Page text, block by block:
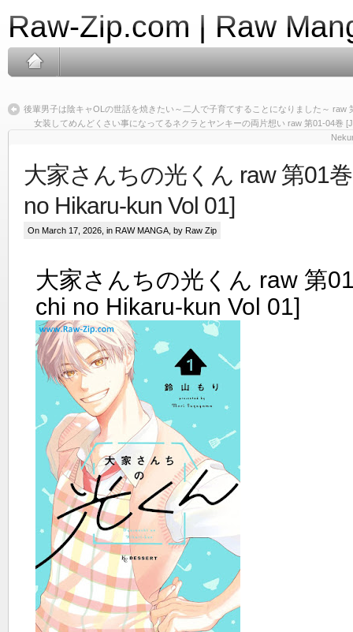
Raw-Zip.com | Raw
後輩男子は陰キャOLの世話を焼きたい～二人で子育てすることになりました～ raw
女装してめんどくさい事になってるネクラとヤンキーの両片想い raw 第01-04巻
大家さんちの光くん raw 第01
no Hikaru-kun Vol 01]
On March 17, 2026, in RAW MANGA , by Raw Zip
大家さんちの光くん raw 第
chi no Hikaru-kun Vol 01]